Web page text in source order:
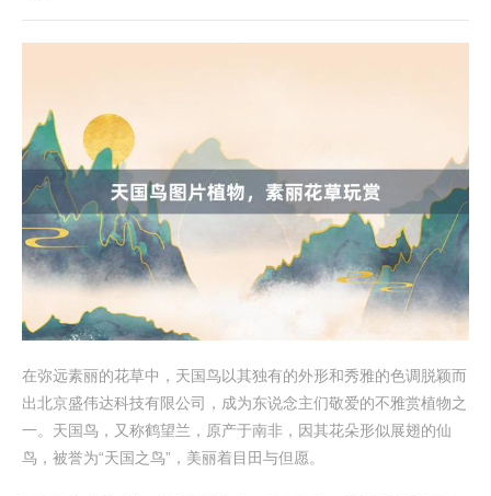
在弥远素丽的花草中，天国鸟以其独有的外形和秀雅的色调脱颖而
出北京盛伟达科技有限公司，成为东说念主们敬爱的不雅赏植物之
一。天国鸟，又称鹤望兰，原产于南非，因其花朵形似展翅的仙
鸟，被誉为“天国之鸟”，美丽着目田与但愿。